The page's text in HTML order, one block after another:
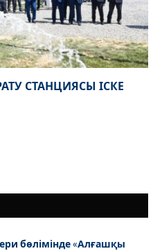
СТАНЦИЯСЫ ІСКЕ
бөлімінде «Алғашқы